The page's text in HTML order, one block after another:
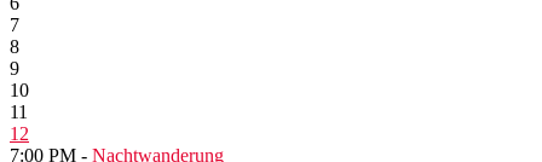
7
8
9
10
11
12
7:00 PM - Nachtwanderung